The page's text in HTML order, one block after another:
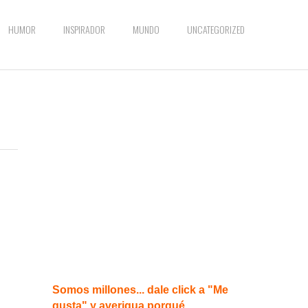
HUMOR INSPIRADOR MUNDO UNCATEGORIZED
Somos millones... dale click a "Me
gusta" y averigua porqué